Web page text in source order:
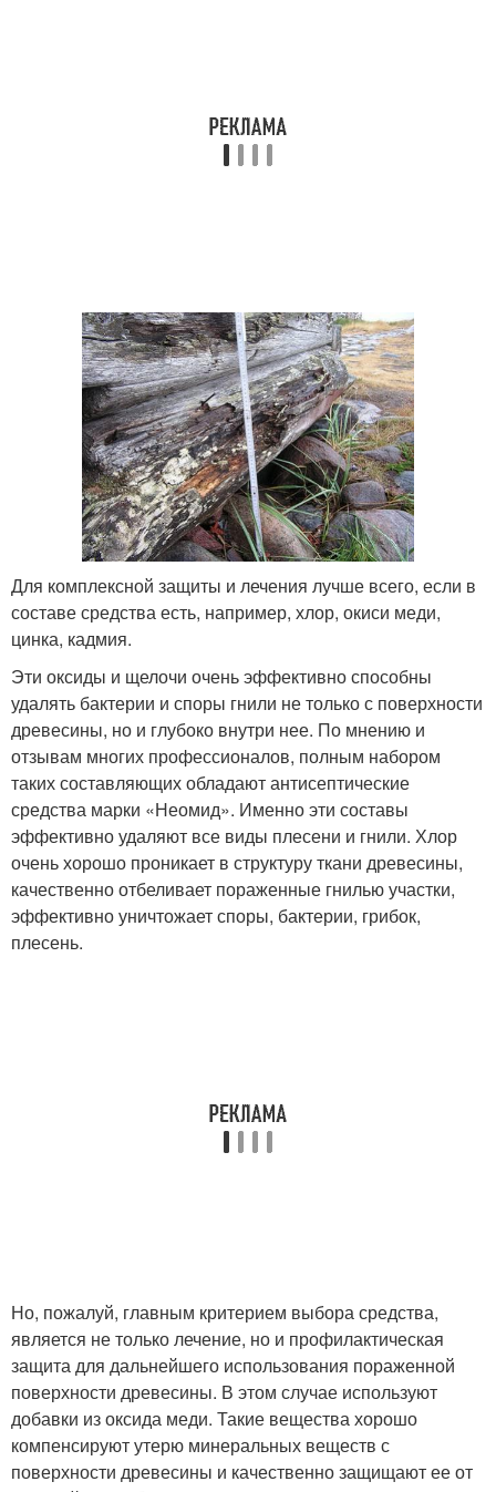
Для комплексной защиты и лечения лучше всего, если в
составе средства есть, например, хлор, окиси меди,
цинка, кадмия.
Эти оксиды и щелочи очень эффективно способны
удалять бактерии и споры гнили не только с поверхности
древесины, но и глубоко внутри нее. По мнению и
отзывам многих профессионалов, полным набором
таких составляющих обладают антисептические
средства марки «Неомид». Именно эти составы
эффективно удаляют все виды плесени и гнили. Хлор
очень хорошо проникает в структуру ткани древесины,
качественно отбеливает пораженные гнилью участки,
эффективно уничтожает споры, бактерии, грибок,
плесень.
Но, пожалуй, главным критерием выбора средства,
является не только лечение, но и профилактическая
защита для дальнейшего использования пораженной
поверхности древесины. В этом случае используют
добавки из оксида меди. Такие вещества хорошо
компенсируют утерю минеральных веществ с
поверхности древесины и качественно защищают ее от